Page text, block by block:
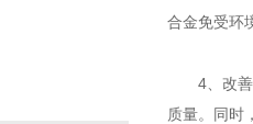
合金免受环
4、改善炼
质量。同时